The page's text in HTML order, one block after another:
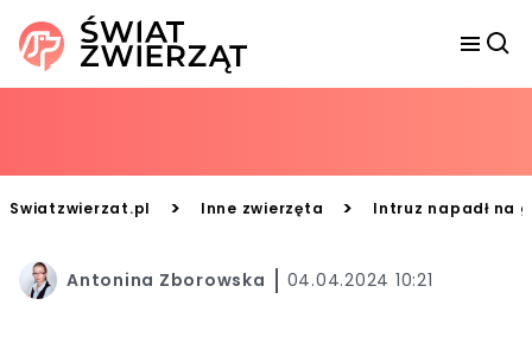
Swiatzwierzat.pl > Inne zwierzęta > Intruz napadł na
Antonina Zborowska 04.04.2024 10:21